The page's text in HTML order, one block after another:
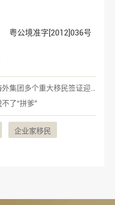
粤公境准字[2012]036号
丰收季节，家叶海外集团多个重大移民签证迎来获批
了“拼爹”
企业家移民